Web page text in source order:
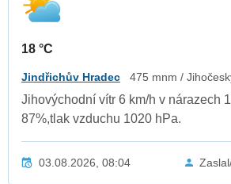
18 °C
Jindřichův Hradec 475 mnm /
Jihovýchodní vítr 6 km/h v nárazech
87%,tlak vzduchu 1020 hPa.
03.08.2026, 08:04